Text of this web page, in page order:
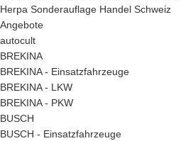
Herpa Sonderauflage Handel Schweiz
Angebote
autocult
BREKINA
BREKINA - Einsatzfahrzeuge
BREKINA - LKW
BREKINA - PKW
BUSCH
BUSCH - Einsatzfahrzeuge